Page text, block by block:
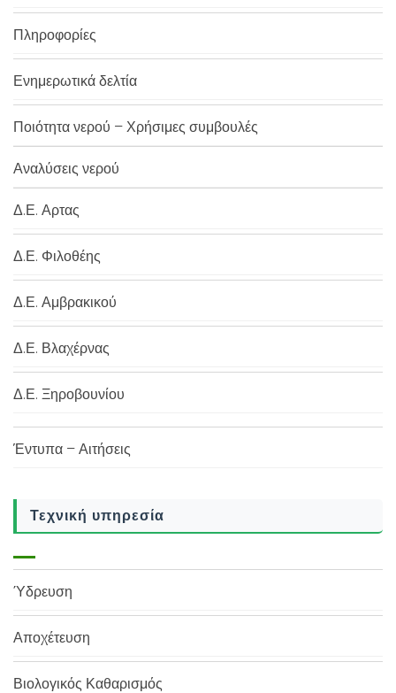
Πληροφορίες
Ενημερωτικά δελτία
Ποιότητα νερού – Χρήσιμες συμβουλές
Αναλύσεις νερού
Δ.Ε. Αρτας
Δ.Ε. Φιλοθέης
Δ.Ε. Αμβρακικού
Δ.Ε. Βλαχέρνας
Δ.Ε. Ξηροβουνίου
Έντυπα – Αιτήσεις
Τεχνική υπηρεσία
Ύδρευση
Αποχέτευση
Βιολογικός Καθαρισμός